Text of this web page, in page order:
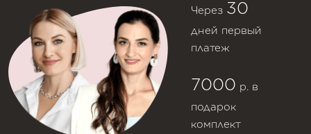
Через 30
дней первый
платеж
7000 р. в
подарок
комплект